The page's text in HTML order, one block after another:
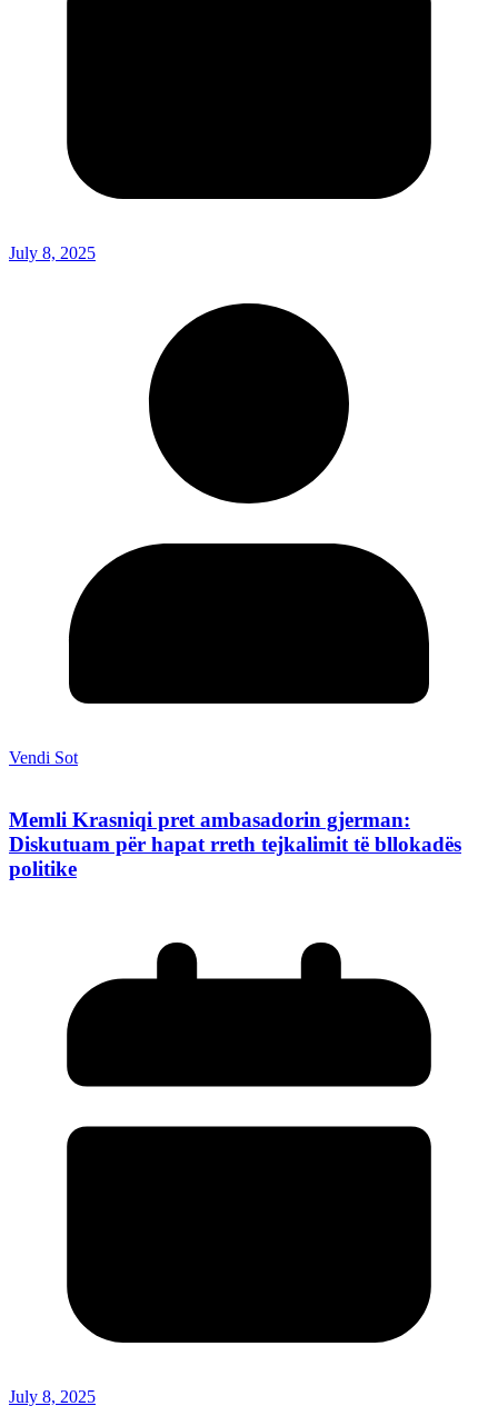
July 8, 2025
Vendi Sot
Memli Krasniqi pret ambasadorin gjerman:
Diskutuam për hapat rreth tejkalimit të bllokadës
politike
July 8, 2025